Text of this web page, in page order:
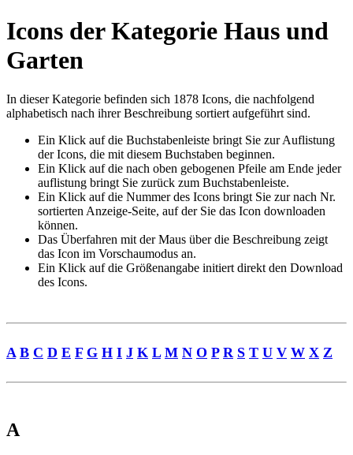
Icons der Kategorie Haus und
Garten
In dieser Kategorie befinden sich 1878 Icons, die nachfolgend
alphabetisch nach ihrer Beschreibung sortiert aufgeführt sind.
Ein Klick auf die Buchstabenleiste bringt Sie zur Auflistung
der Icons, die mit diesem Buchstaben beginnen.
Ein Klick auf die nach oben gebogenen Pfeile am Ende jeder
auflistung bringt Sie zurück zum Buchstabenleiste.
Ein Klick auf die Nummer des Icons bringt Sie zur nach Nr.
sortierten Anzeige-Seite, auf der Sie das Icon downloaden
können.
Das Überfahren mit der Maus über die Beschreibung zeigt
das Icon im Vorschaumodus an.
Ein Klick auf die Größenangabe initiert direkt den Download
des Icons.
A B C D E F G H I J K L M N O P R S T U V W X Z
A